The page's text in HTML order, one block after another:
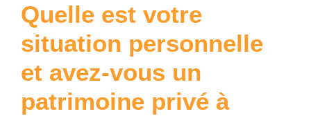
Quelle est votre
situation personnelle
et avez-vous un
patrimoine privé à